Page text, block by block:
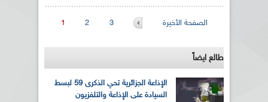
الصفحات 1 2 3 الصفحة الأخيرة
طالع ايضاً
الإذاعة الجزائرية تحي الذكرى 59 لبسط
السيادة على الإذاعة والتلفزيون